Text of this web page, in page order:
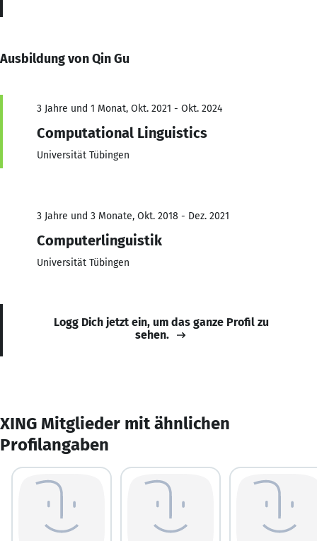
Ausbildung von Qin Gu
3 Jahre und 1 Monat, Okt. 2021 - Okt. 2024
Computational Linguistics
Universität Tübingen
3 Jahre und 3 Monate, Okt. 2018 - Dez. 2021
Computerlinguistik
Universität Tübingen
Logg Dich jetzt ein, um das ganze Profil zu
sehen.
XING Mitglieder mit ähnlichen
Profilangaben